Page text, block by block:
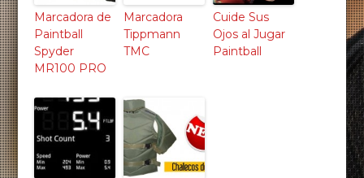
Marcadora de
Paintball
Spyder
MR100 PRO
Marcadora
Tippmann
TMC
Cuide Sus
Ojos al Jugar
Paintball